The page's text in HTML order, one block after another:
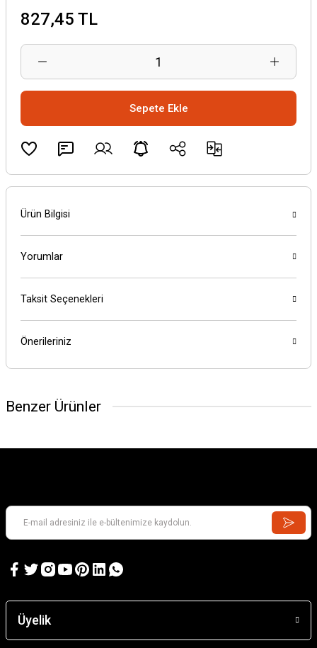
827,45 TL
Sepete Ekle
Ürün Bilgisi
Yorumlar
Taksit Seçenekleri
Önerileriniz
Benzer Ürünler
Üyelik